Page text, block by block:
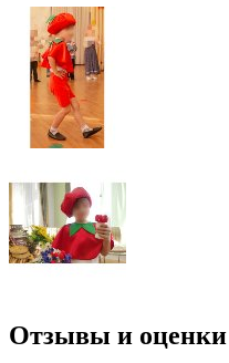
Отзывы и оценки